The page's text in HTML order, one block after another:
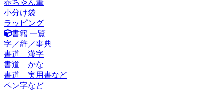
赤ちゃん筆
小分け袋
ラッピング
書籍 一覧
字／辞／事典
書道 漢字
書道 かな
書道 実用書など
ペン字など